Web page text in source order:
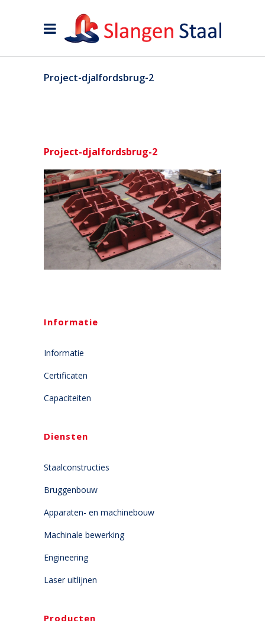
Project-djalfordsbrug-2
Project-djalfordsbrug-2
Informatie
Informatie
Certificaten
Capaciteiten
Diensten
Staalconstructies
Bruggenbouw
Apparaten- en machinebouw
Machinale bewerking
Engineering
Laser uitlijnen
Producten